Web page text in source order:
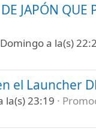
JAPÓN QUE
a la(s)
el Launcher
la(s) 23:19